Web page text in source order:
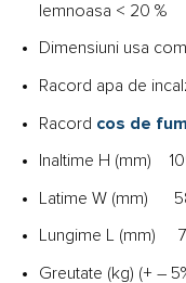
lemnoasa < 20 %
Dimensiuni usa
Racord apa de
Racord cos de fum
Inaltime H (mm)
Latime W (mm)
Lungime L (mm)
Greutate (kg) (+ –